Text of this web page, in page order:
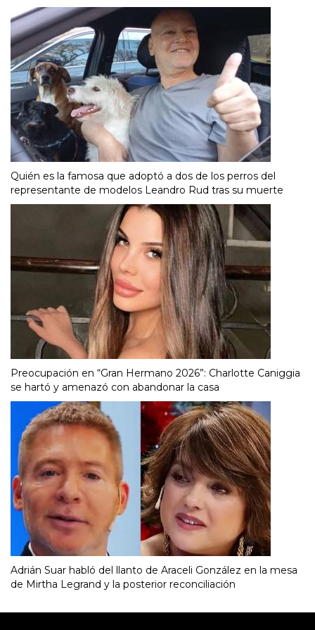
Quién es la famosa que adoptó a dos de los perros del
representante de modelos Leandro Rud tras su muerte
Preocupación en “Gran Hermano 2026”: Charlotte Caniggia
se hartó y amenazó con abandonar la casa
Adrián Suar habló del llanto de Araceli González en la mesa
de Mirtha Legrand y la posterior reconciliación